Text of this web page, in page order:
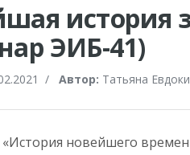
история
ЭИБ-41)
/ Автор: Татьяна
новейшего